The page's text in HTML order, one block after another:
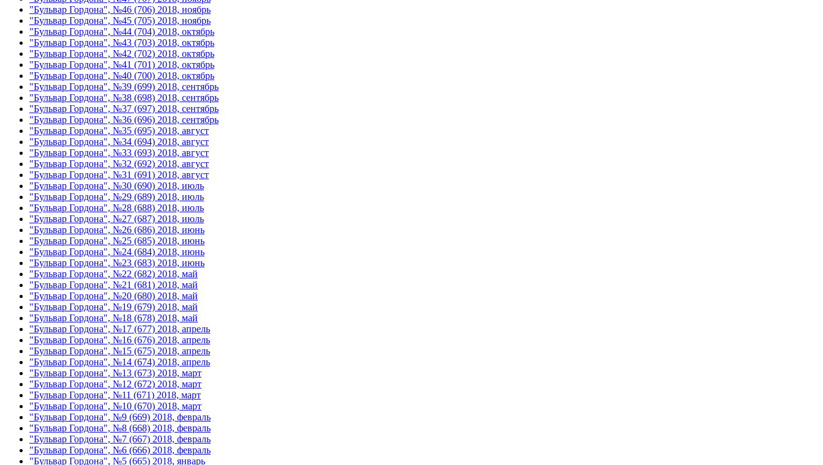
"Бульвар Гордона", №46 (706) 2018, ноябрь
"Бульвар Гордона", №45 (705) 2018, ноябрь
"Бульвар Гордона", №44 (704) 2018, октябрь
"Бульвар Гордона", №43 (703) 2018, октябрь
"Бульвар Гордона", №42 (702) 2018, октябрь
"Бульвар Гордона", №41 (701) 2018, октябрь
"Бульвар Гордона", №40 (700) 2018, октябрь
"Бульвар Гордона", №39 (699) 2018, сентябрь
"Бульвар Гордона", №38 (698) 2018, сентябрь
"Бульвар Гордона", №37 (697) 2018, сентябрь
"Бульвар Гордона", №36 (696) 2018, сентябрь
"Бульвар Гордона", №35 (695) 2018, август
"Бульвар Гордона", №34 (694) 2018, август
"Бульвар Гордона", №33 (693) 2018, август
"Бульвар Гордона", №32 (692) 2018, август
"Бульвар Гордона", №31 (691) 2018, август
"Бульвар Гордона", №30 (690) 2018, июль
"Бульвар Гордона", №29 (689) 2018, июль
"Бульвар Гордона", №28 (688) 2018, июль
"Бульвар Гордона", №27 (687) 2018, июль
"Бульвар Гордона", №26 (686) 2018, июнь
"Бульвар Гордона", №25 (685) 2018, июнь
"Бульвар Гордона", №24 (684) 2018, июнь
"Бульвар Гордона", №23 (683) 2018, июнь
"Бульвар Гордона", №22 (682) 2018, май
"Бульвар Гордона", №21 (681) 2018, май
"Бульвар Гордона", №20 (680) 2018, май
"Бульвар Гордона", №19 (679) 2018, май
"Бульвар Гордона", №18 (678) 2018, май
"Бульвар Гордона", №17 (677) 2018, апрель
"Бульвар Гордона", №16 (676) 2018, апрель
"Бульвар Гордона", №15 (675) 2018, апрель
"Бульвар Гордона", №14 (674) 2018, апрель
"Бульвар Гордона", №13 (673) 2018, март
"Бульвар Гордона", №12 (672) 2018, март
"Бульвар Гордона", №11 (671) 2018, март
"Бульвар Гордона", №10 (670) 2018, март
"Бульвар Гордона", №9 (669) 2018, февраль
"Бульвар Гордона", №8 (668) 2018, февраль
"Бульвар Гордона", №7 (667) 2018, февраль
"Бульвар Гордона", №6 (666) 2018, февраль
"Бульвар Гордона", №5 (665) 2018, январь